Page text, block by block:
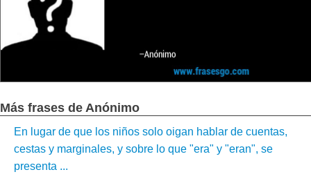
Más frases de Anónimo
En lugar de que los niños solo oigan hablar de cuentas,
cestas y marginales, y sobre lo que "era" y "eran", se
presenta ...